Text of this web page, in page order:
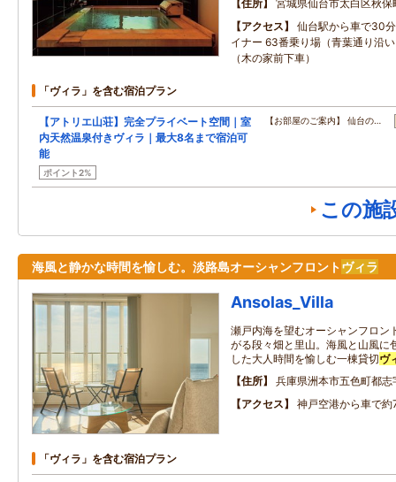
住所
宮城県仙台市太白区秋保
アクセス
仙台駅から車で30
イナー 63番乗り場（青葉通り沿
（木の家前下車）
「ヴィラ」を含む宿泊プラン
【アトリエ山荘】完全プライベート空間｜室
内天然温泉付きヴィラ｜最大8名まで宿泊可
能
ポイント2%
【お部屋のご案内】 仙台の…
この施
海風と静かな時間を愉しむ。淡路島オーシャンフロントヴィラ
Ansolas_Villa
瀬戸内海を望むオーシャンフロン
がる段々畑と里山。海風と山風に
した大人時間を愉しむ一棟貸切ヴ
住所
兵庫県洲本市五色町都
アクセス
神戸空港から車で約
「ヴィラ」を含む宿泊プラン